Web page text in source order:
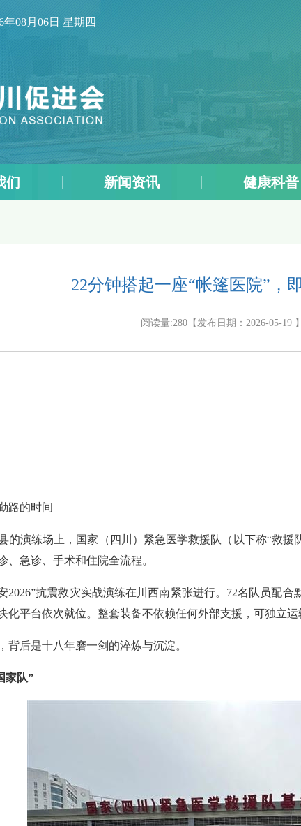
年08月06日 星期四
们 新闻资讯 健康科普
22分钟搭起一座“帐篷医院”，
阅读量:280【发布日期：2026-05-19 】
路的时间
的演练场上，国家（四川）紧急医学救援队（以下称“救
、急诊、手术和住院全流程。
2026”抗震救灾实战演练在川西南紧张进行。72名队员配
化平台依次就位。整套装备不依赖任何外部支援，可独立运
背后是十八年磨一剑的淬炼与沉淀。
家队”